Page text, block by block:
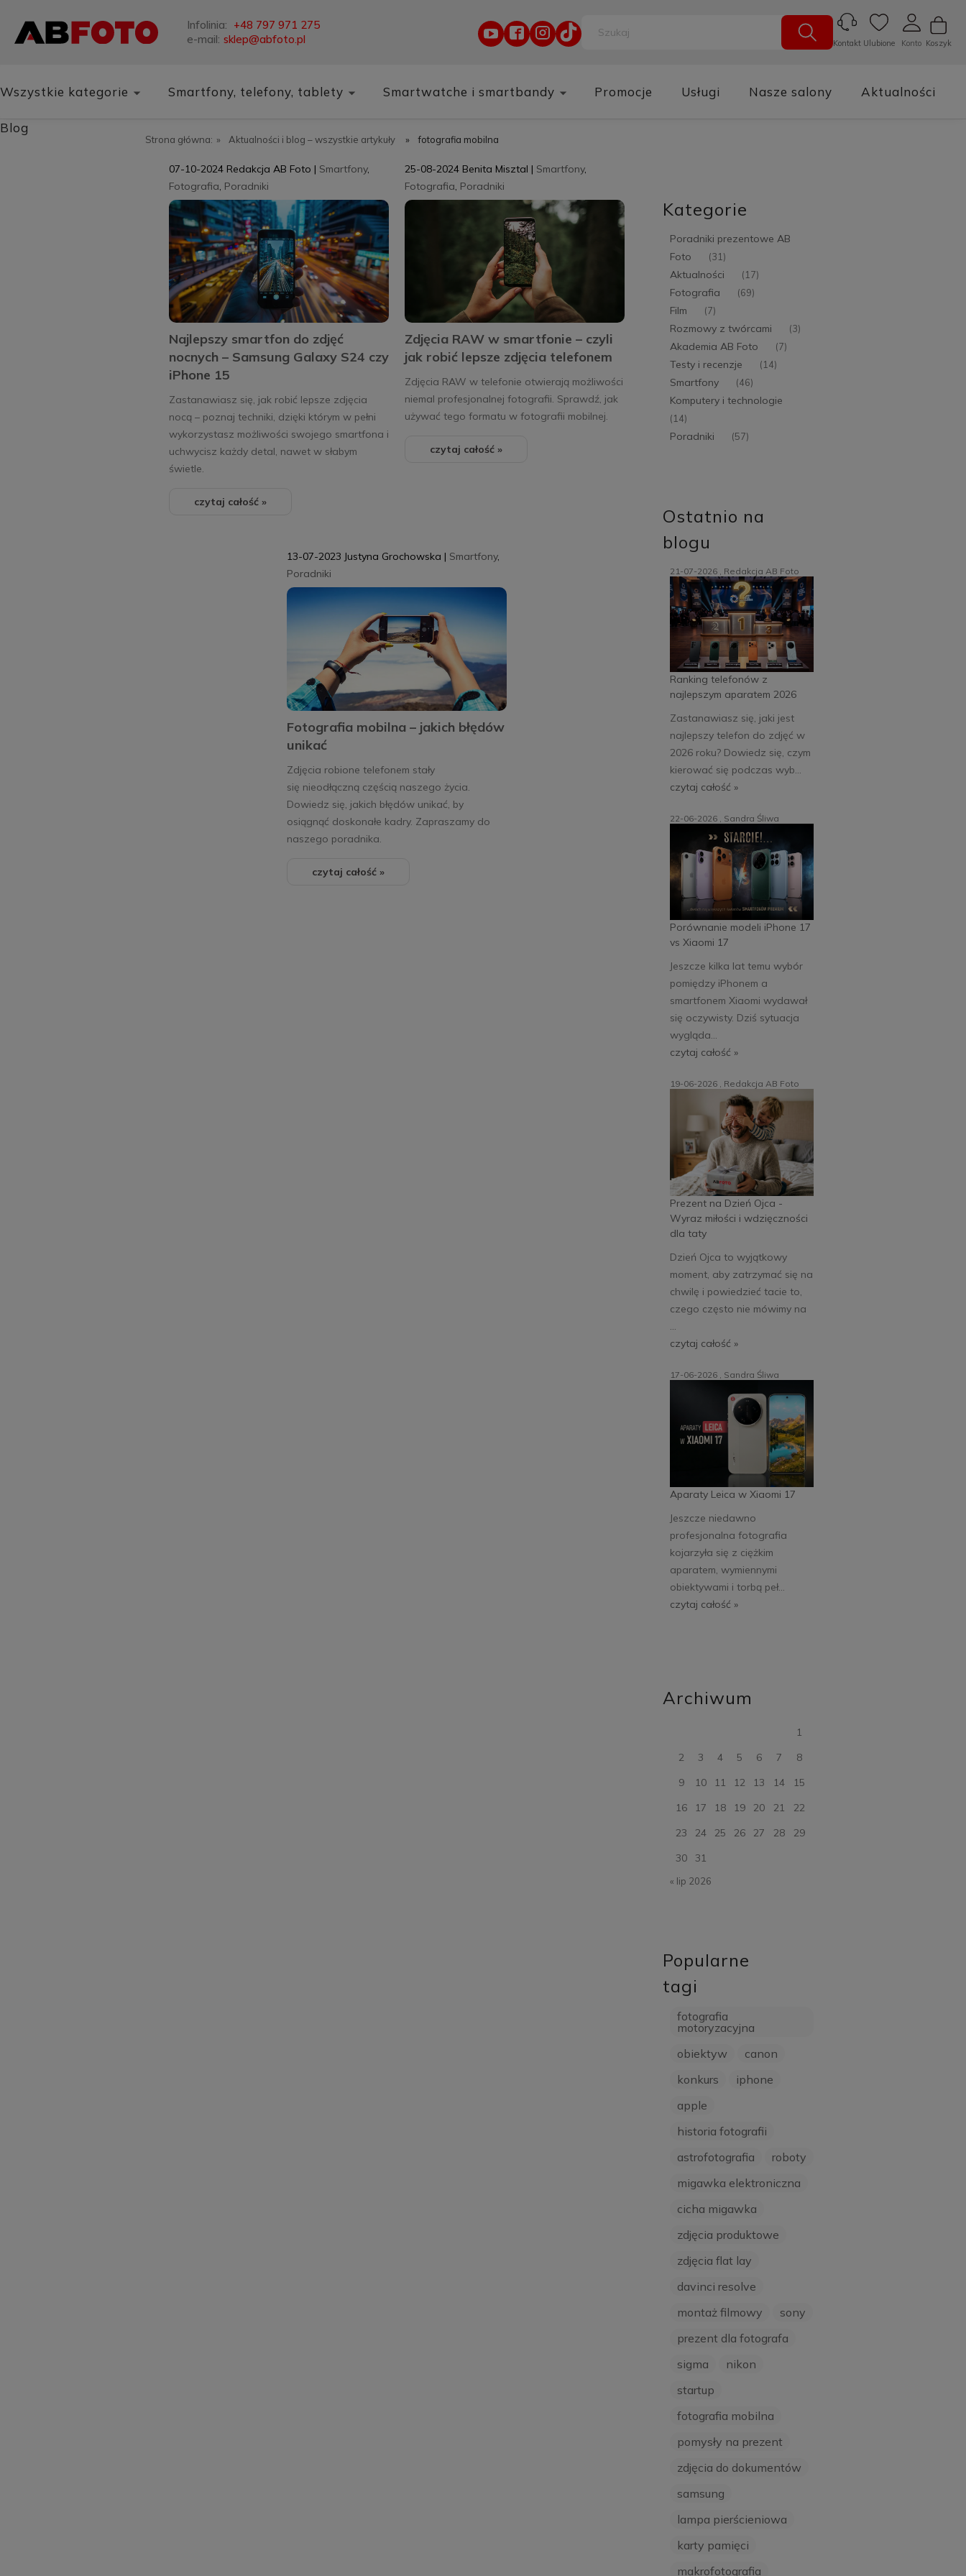
Infolinia: +48 797 971 275
e-mail: sklep@abfoto.pl Koszyk
Konto
Ulubione
Kontakt
Wszystkie kategorie Smartfony, telefony, tablety Smartwatche i smartbandy Promocje Usługi Nasze salony Aktualności
Blog
Strona główna: » Aktualności i blog – wszystkie artykuły » fotografia mobilna
Najlepszy smartfon do zdjęć
nocnych – Samsung Galaxy S24 czy
iPhone 15
07-10-2024 Redakcja AB Foto | Smartfony,
Fotografia, Poradniki
Zastanawiasz się, jak robić lepsze zdjęcia
nocą – poznaj techniki, dzięki którym w pełni
wykorzystasz możliwości swojego smartfona i
uchwycisz każdy detal, nawet w słabym
świetle.
czytaj całość »
Zdjęcia RAW w smartfonie – czyli
jak robić lepsze zdjęcia telefonem
25-08-2024 Benita Misztal | Smartfony,
Fotografia, Poradniki
Zdjęcia RAW w telefonie otwierają możliwości
niemal profesjonalnej fotografii. Sprawdź, jak
używać tego formatu w fotografii mobilnej.
czytaj całość »
Fotografia mobilna – jakich błędów
unikać
13-07-2023 Justyna Grochowska | Smartfony,
Poradniki
Zdjęcia robione telefonem stały
się nieodłączną częścią naszego życia.
Dowiedz się, jakich błędów unikać, by
osiągnąć doskonałe kadry. Zapraszamy do
naszego poradnika.
czytaj całość »
Kategorie
Poradniki prezentowe AB
Foto
(31)
Aktualności (17)
Fotografia (69)
Film (7)
Rozmowy z twórcami (3)
Akademia AB Foto (7)
Testy i recenzje (14)
Smartfony (46)
Komputery i technologie
(14)
Poradniki (57)
Ostatnio na
blogu
Ranking telefonów z
najlepszym aparatem 2026
21-07-2026 , Redakcja AB Foto
Zastanawiasz się, jaki jest
najlepszy telefon do zdjęć w
2026 roku? Dowiedz się, czym
kierować się podczas wyb...
czytaj całość »
Porównanie modeli iPhone 17
vs Xiaomi 17
22-06-2026 , Sandra Śliwa
Jeszcze kilka lat temu wybór
pomiędzy iPhonem a
smartfonem Xiaomi wydawał
się oczywisty. Dziś sytuacja
wygląda...
czytaj całość »
Prezent na Dzień Ojca -
Wyraz miłości i wdzięczności
dla taty
19-06-2026 , Redakcja AB Foto
Dzień Ojca to wyjątkowy
moment, aby zatrzymać się na
chwilę i powiedzieć tacie to,
czego często nie mówimy na
...
czytaj całość »
Aparaty Leica w Xiaomi 17
17-06-2026 , Sandra Śliwa
Jeszcze niedawno
profesjonalna fotografia
kojarzyła się z ciężkim
aparatem, wymiennymi
obiektywami i torbą peł...
czytaj całość »
Archiwum
1
2
3 4 5 6 7
8
9
10 11 12 13 14
15
16
17 18 19 20 21
22
23
24 25 26 27 28
29
30
31
« lip 2026
Popularne
tagi
fotografia
motoryzacyjna
obiektyw
canon
konkurs
iphone
apple
historia fotografii
astrofotografia
roboty
migawka elektroniczna
cicha migawka
zdjęcia produktowe
zdjęcia flat lay
davinci resolve
montaż filmowy
sony
prezent dla fotografa
sigma
nikon
startup
fotografia mobilna
pomysły na prezent
zdjęcia do dokumentów
samsung
lampa pierścieniowa
karty pamięci
makrofotografia